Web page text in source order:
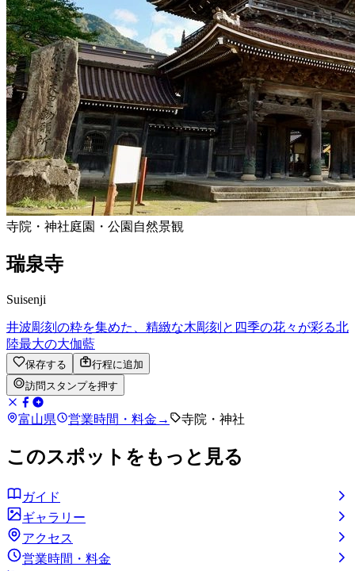
寺院・神社庭園・公園 自然景観
瑞泉寺
Suisenji
井波彫刻の粋を集めた、精緻な木彫刻と四季の花々が彩る北
陸最大の大伽藍
保存する
行程に追加
訪問スタンプを押す
富山県 営業時間・料金 → 寺院・神社
このスポットをもっと見る
ガイド
ギャラリー
アクセス
営業時間・料金